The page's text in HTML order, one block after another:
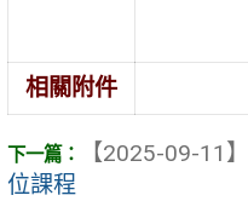
相關附件
【2025-09-11】
位課程